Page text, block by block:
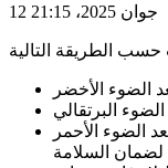
12 جوان 2025، 21:15
الضوء الأخضر
البرتقالي
الضوء الأحمر
لضمان السلامة